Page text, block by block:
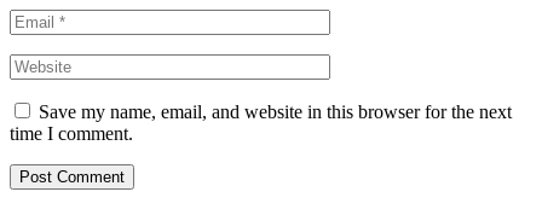
Save my name, email, and website in this browser for the next
time I comment.